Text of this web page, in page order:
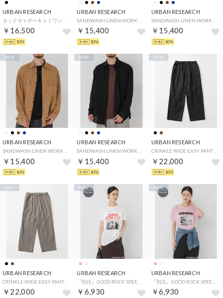
URBAN RESEARCH
￥16,500
10%
URBAN RESEARCH
￥15,400
10%
URBAN RESEARCH
￥15,400
10%
URBAN RESEARCH
￥15,400
NEW
10%
URBAN RESEARCH
￥15,400
NEW
10%
URBAN RESEARCH
CRINKLE WIDE EASY PANTS （ブラック）
￥22,000
NEW
10%
URBAN RESEARCH
￥22,000
NEW
URBAN RESEARCH
￥6,930
NEW
URBAN RESEARCH
『別注』GOOD ROCK SPEED×CAT T-SHIRTS （ピンク）
￥6,930
NEW